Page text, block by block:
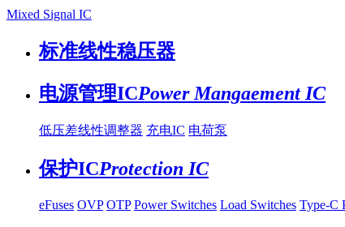
Mixed Signal IC
标准线性稳压器
电源管理ICPower Mangaement IC
低压差线性调整器 充电IC 电荷泵
保护ICProtection IC
eFuses OVP OTP Power Switches Load Switches Type-C